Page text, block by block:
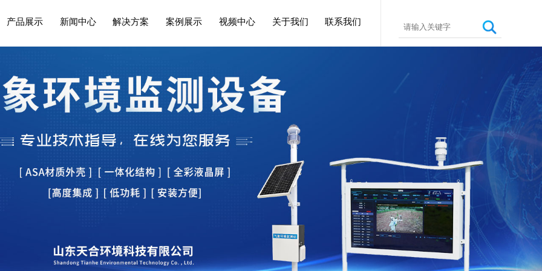
产品展示 新闻中心 解决方案 案例展示 视频中心 关于我们 联系我们